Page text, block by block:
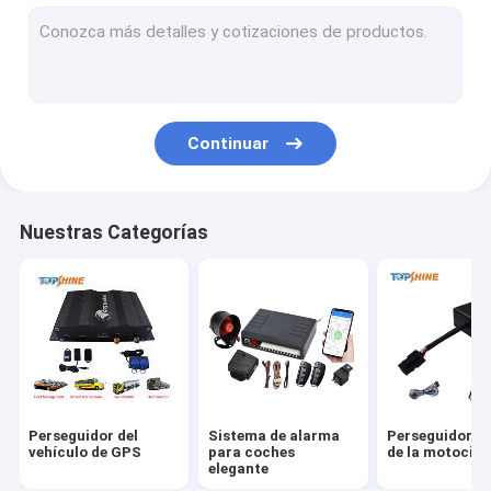
Accesorios del perseguidor de GPS
Seguimiento GPS de vehículos
Seguimiento GPS de coches
Perseguidor de Ebike GPS
Regulador eléctrico de la bici
Continuar
Nuestras Categorías
Perseguidor del
vehículo de GPS
Sistema de alarma
para coches
elegante
Perseguidor
de la